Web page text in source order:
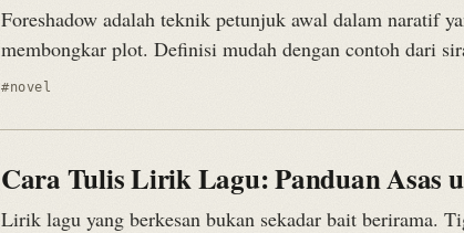
Foreshadow adalah teknik petunjuk awal dalam naratif
membongkar plot. Definisi mudah dengan contoh dari
#novel
Cara Tulis Lirik Lagu: Panduan Asas
Lirik lagu yang berkesan bukan sekadar bait berirama.